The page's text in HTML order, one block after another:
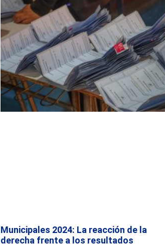
Municipales 2024: La reacción de la
derecha frente a los resultados